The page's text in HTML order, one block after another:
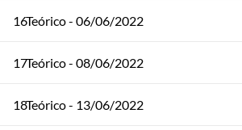
16Teórico - 06/06/2022
17Teórico - 08/06/2022
18Teórico - 13/06/2022